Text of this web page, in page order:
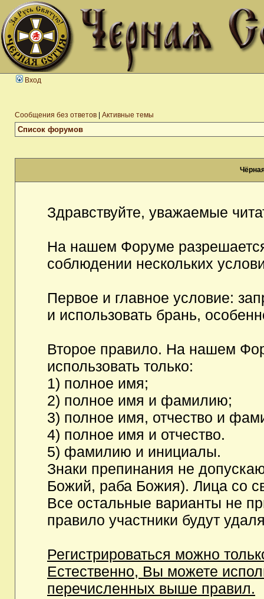
Вход
Сообщения без ответов Активные темы
Список форумов
Здравствуйте, уважаемые
На нашем Форуме
соблюдении нескольких
Первое и главное условие:
и использовать брань,
Второе правило. На нашем
использовать только:
1) полное имя;
2) полное имя и фамилию;
3) полное имя, отчество и
4) полное имя и отчество.
5) фамилию и инициалы.
Знаки препинания не
Божий, раба Божия). Лица со
Все остальные варианты не
правило участники будут
Регистрироваться можно
Естественно, Вы можете
перечисленных выше правил.